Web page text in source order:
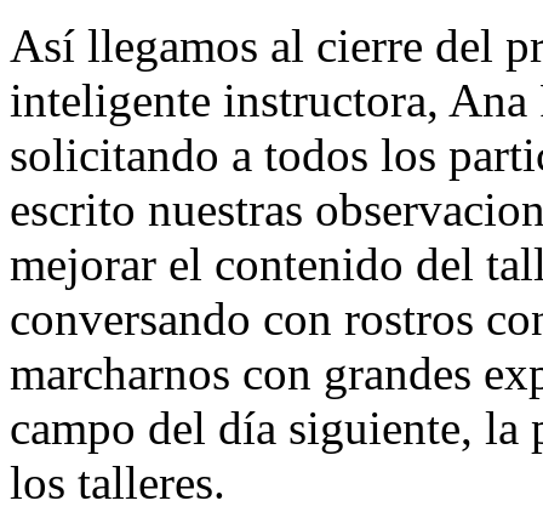
Así llegamos al cierre del
inteligente instructora,
solicitando a todos los
escrito nuestras
mejorar el contenido del
conversando con rostros
marcharnos con grandes
campo del día siguiente, la
los talleres.